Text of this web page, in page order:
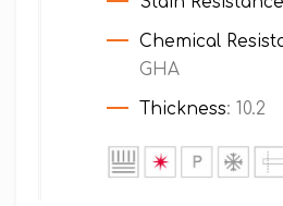
Chemical
GHA
Thickness: 10.2